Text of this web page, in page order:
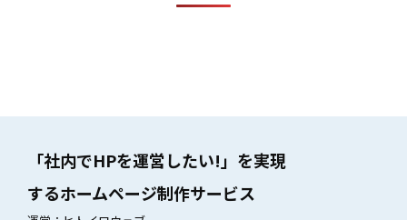
「社内でHPを運営したい!」を実現
するホームページ制作サービス